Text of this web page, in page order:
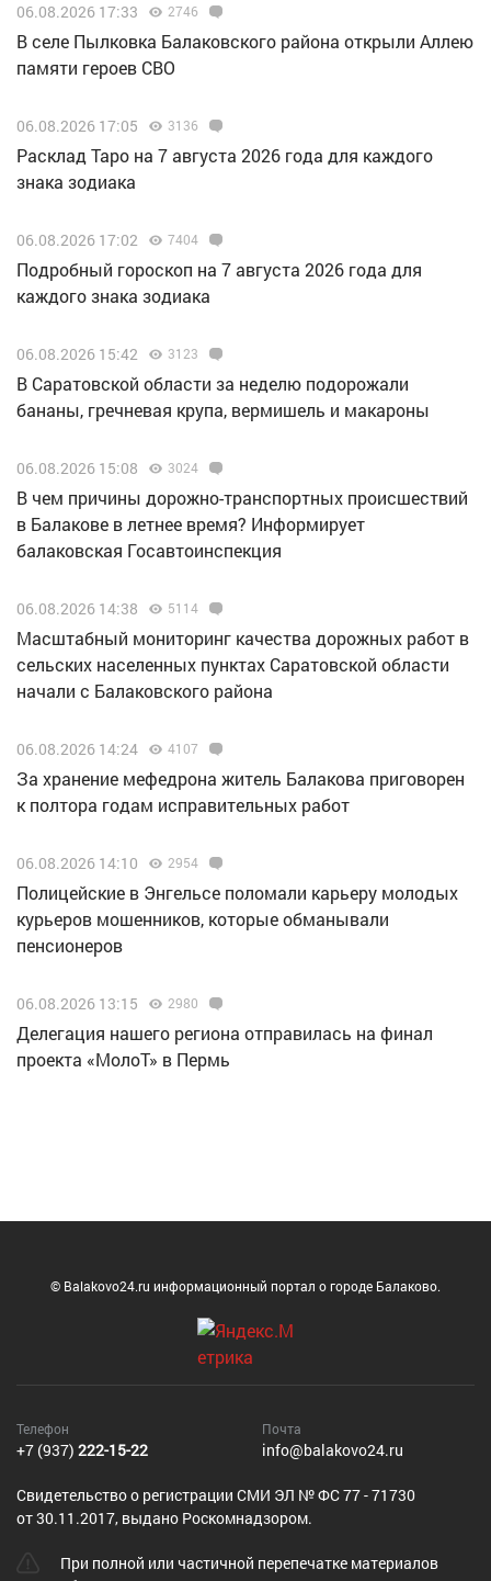
06.08.2026 17:33 2746
В селе Пылковка Балаковского района открыли Аллею
памяти героев СВО
06.08.2026 17:05 3136
Расклад Таро на 7 августа 2026 года для каждого
знака зодиака
06.08.2026 17:02 7404
Подробный гороскоп на 7 августа 2026 года для
каждого знака зодиака
06.08.2026 15:42 3123
В Саратовской области за неделю подорожали
бананы, гречневая крупа, вермишель и макароны
06.08.2026 15:08 3024
В чем причины дорожно-транспортных происшествий
в Балакове в летнее время? Информирует
балаковская Госавтоинспекция
06.08.2026 14:38 5114
Масштабный мониторинг качества дорожных работ в
сельских населенных пунктах Саратовской области
начали с Балаковского района
06.08.2026 14:24 4107
За хранение мефедрона житель Балакова приговорен
к полтора годам исправительных работ
06.08.2026 14:10 2954
Полицейские в Энгельсе поломали карьеру молодых
курьеров мошенников, которые обманывали
пенсионеров
06.08.2026 13:15 2980
Делегация нашего региона отправилась на финал
проекта «МолоТ» в Пермь
© Balakovo24.ru информационный портал о городе Балаково.
Телефон
+7 (937) 222-15-22
Почта
info@balakovo24.ru
Cвидетельство о регистрации СМИ ЭЛ № ФС 77 - 71730
от 30.11.2017, выдано Роскомнадзором.
При полной или частичной перепечатке материалов